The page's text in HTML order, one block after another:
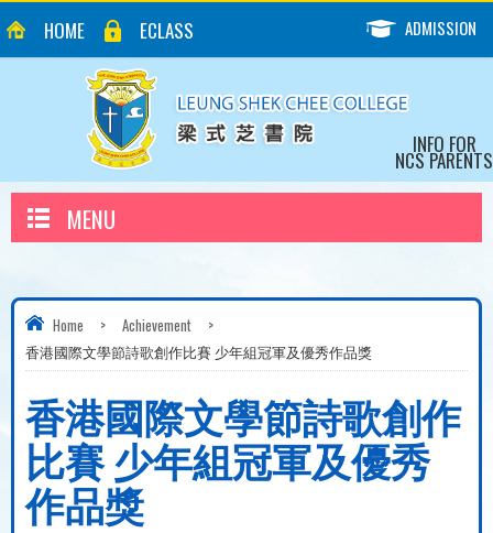
HOME ECLASS ADMISSION
INFO FOR
NCS PARENTS
MENU
Home > Achievement
>
香港國際文學節詩歌創作比賽 少年組冠軍及優秀作品獎
香港國際文學節詩歌創作
比賽 少年組冠軍及優秀
作品獎